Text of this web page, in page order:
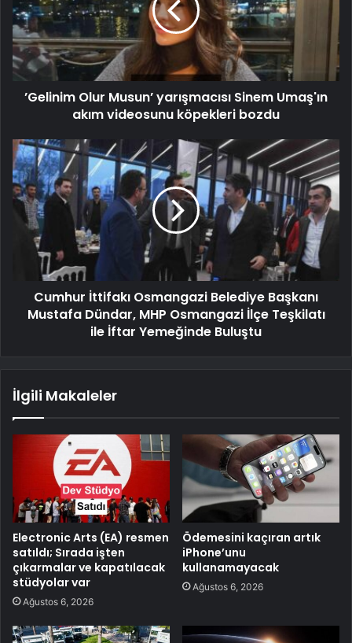
’Gelinim Olur Musun’ yarışmacısı Sinem Umaş'ın
akım videosunu köpekleri bozdu
Cumhur İttifakı Osmangazi Belediye Başkanı
Mustafa Dündar, MHP Osmangazi İlçe Teşkilatı
ile İftar Yemeğinde Buluştu
İlgili Makaleler
Electronic Arts (EA) resmen
satıldı; Sırada işten
çıkarmalar ve kapatılacak
stüdyolar var
Ağustos 6, 2026
Ödemesini kaçıran artık
iPhone’unu
kullanamayacak
Ağustos 6, 2026